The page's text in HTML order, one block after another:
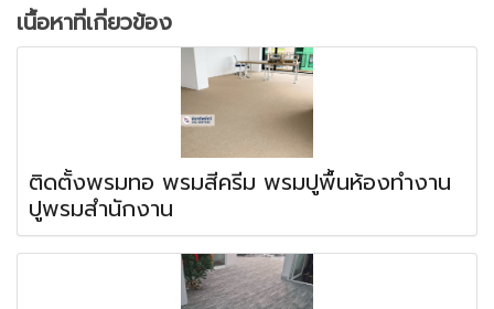
เนื้อหาที่เกี่ยวข้อง
ติดตั้งพรมทอ พรมสีครีม พรมปูพื้นห้องทำงาน
ปูพรมสำนักงาน